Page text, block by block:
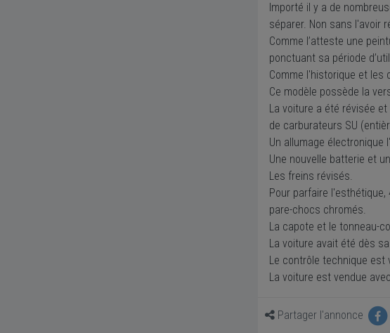
Importé il y a de
séparer. Non sans l'avoir
Comme l’atteste une
ponctuant sa période
Comme l'historique et
Ce modèle possède la
La voiture a été révisée
de carburateurs SU
Un allumage électronique
Une nouvelle batterie et
Les freins révisés.
Pour parfaire
pare-chocs chromés.
La capote et le tonneau-
La voiture avait été dès
Le contrôle technique est
La voiture est vendue
Partager l'annonce